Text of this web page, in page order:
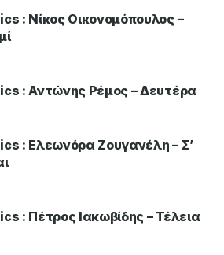
: Νίκος Οικονομόπουλος –
: Αντώνης Ρέμος – Δευτέρα
: Ελεωνόρα Ζουγανέλη – Σ’
: Πέτρος Ιακωβίδης – Τέλεια